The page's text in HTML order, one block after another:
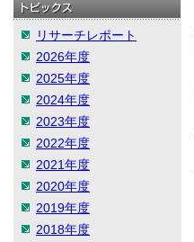
リサーチレポート
2026年度
2025年度
2024年度
2023年度
2022年度
2021年度
2020年度
2019年度
2018年度